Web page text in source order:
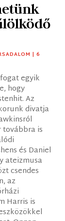
| 6
egyik
hogy
Az
divatja
is
és Daniel
ateizmusa
csendes
az
Harris is